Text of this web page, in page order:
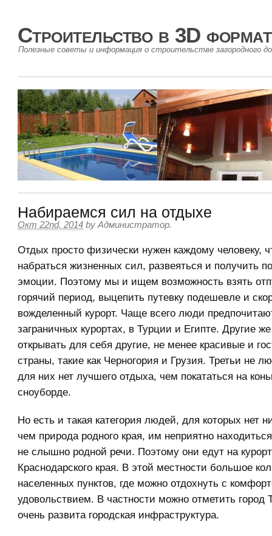
Строительство в 3D
Полезные советы и информация о строительстве загородного
Набираемся сил на отдыхе
Окт 22nd, 2014 by Администратор.
Отдых просто физически нужен каждому человеку,
набраться жизненных сил, развеяться и получить
эмоции. Поэтому мы и ищем возможность взять
горячий период, выцепить путевку подешевле и
вожделенный курорт. Чаще всего люди
заграничных курортах, в Турции и Египте. Другие
открывать для себя другие, не менее красивые и
страны, такие как Черногория и Грузия. Третьи не
для них нет лучшего отдыха, чем покататься на
сноуборде.
Но есть и такая категория людей, для которых нет
чем природа родного края, им неприятно
не слышно родной речи. Поэтому они едут на
Краснодарского края. В этой местности большое
населенных пунктов, где можно отдохнуть с
удовольствием. В частности можно отметить город
очень развита городская инфраструктура.